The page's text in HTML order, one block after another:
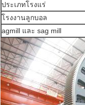
ประเภทโรงแร่
โรงงานลูกบอล
agmill และ sag mill